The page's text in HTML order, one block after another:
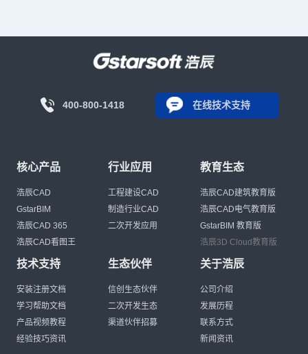
400-800-1418 在线技术支持
核心产品
浩辰CAD
GstarBIM
浩辰CAD 365
浩辰CAD看图王
行业应用
工程建设CAD
制造行业CAD
二次开发应用
教育生态
浩辰CAD建筑教育版
浩辰CAD电气教育版
GstarBIM 教育版
浩辰3D Cloud教育版
技术支持
安装注册文档
学习帮助文档
产品视频教程
经验技巧资讯
生态伙伴
信创生态伙伴
二次开发生态
渠道伙伴招募
关于浩辰
公司介绍
发展历程
联系方式
新闻资讯